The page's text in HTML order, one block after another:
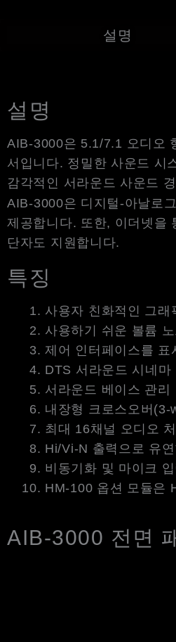
설명
설명
AIB-3000은 5.1/7.1 오디오
서입니다. 정밀한 사운드 시
감각적인 서라운드 사운드
AIB-3000은 디지털-아날로
제공합니다. 또한, 이더넷을
단자도 지원합니다.
특징
사용자 친화적인 그래
사용하기 쉬운 볼륨
제어 인터페이스를 표
DTS 서라운드 시네마
서라운드 베이스 관리
내장형 크로스오버
최대 16채널 오디오
Hi/Vi-N 출력으로 유
비동기화 및 마이크
HM-100 옵션 모듈은
AIB-3000 전면